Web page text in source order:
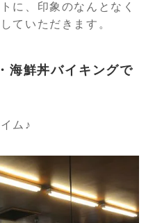
に、印象のなんとなく
ていただきます。
海鮮丼バイキングで
ム♪